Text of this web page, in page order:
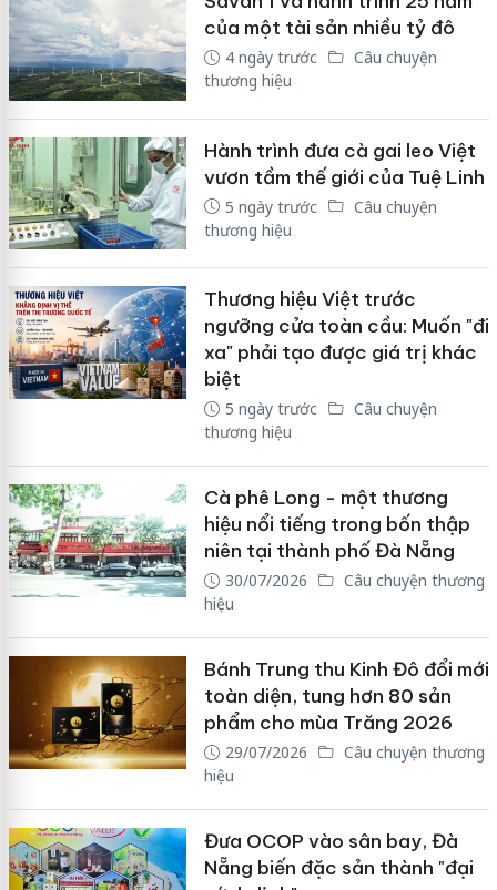
của một tài sản nhiều tỷ đô
4 ngày trước
Câu chuyện
thương hiệu
Hành trình đưa cà gai leo Việt
vươn tầm thế giới của Tuệ Linh
5 ngày trước
Câu chuyện
thương hiệu
Thương hiệu Việt trước
ngưỡng cửa toàn cầu: Muốn "đi
xa" phải tạo được giá trị khác
biệt
5 ngày trước
Câu chuyện
thương hiệu
Cà phê Long - một thương
hiệu nổi tiếng trong bốn thập
niên tại thành phố Đà Nẵng
30/07/2026
Câu chuyện thương
hiệu
Bánh Trung thu Kinh Đô đổi mới
toàn diện, tung hơn 80 sản
phẩm cho mùa Trăng 2026
29/07/2026
Câu chuyện thương
hiệu
Đưa OCOP vào sân bay, Đà
Nẵng biến đặc sản thành "đại